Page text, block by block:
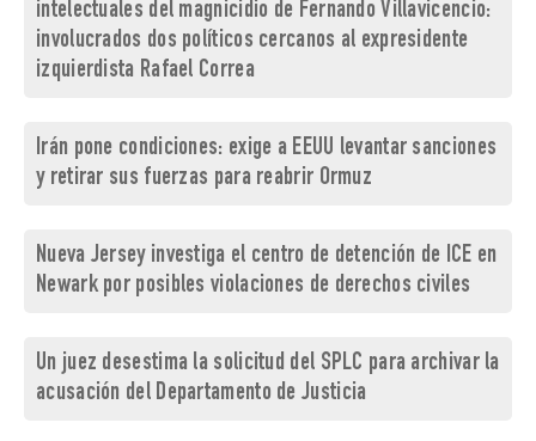
intelectuales del magnicidio de Fernando Villavicencio:
involucrados dos políticos cercanos al expresidente
izquierdista Rafael Correa
Irán pone condiciones: exige a EEUU levantar sanciones
y retirar sus fuerzas para reabrir Ormuz
Nueva Jersey investiga el centro de detención de ICE en
Newark por posibles violaciones de derechos civiles
Un juez desestima la solicitud del SPLC para archivar la
acusación del Departamento de Justicia